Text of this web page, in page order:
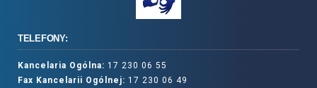
TELEFONY:
Kancelaria Ogólna: 17 230 06 55
Fax Kancelarii Ogólnej: 17 230 06 49